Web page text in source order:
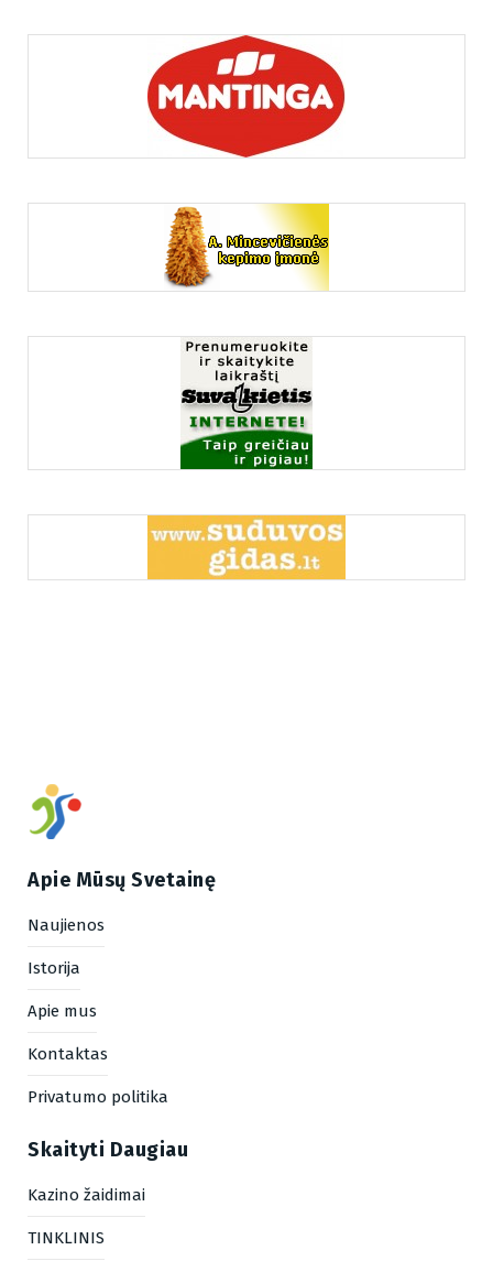
Apie Mūsų Svetainę
Naujienos
Istorija
Apie mus
Kontaktas
Privatumo politika
Skaityti Daugiau
Kazino žaidimai
TINKLINIS